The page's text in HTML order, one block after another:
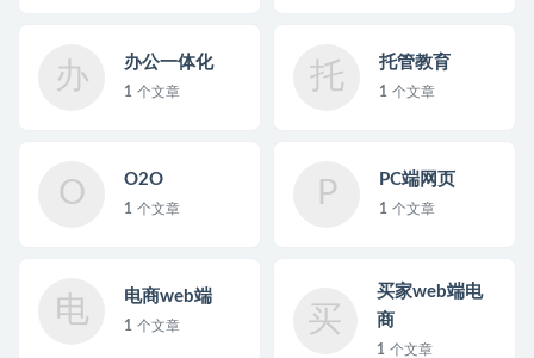
办 办公一体化
1 个文章 托 托管教育
1 个文章
O O2O
1 个文章 P PC端网页
1 个文章
电 电商web端
1 个文章 买
买家web端电
商
1 个文章